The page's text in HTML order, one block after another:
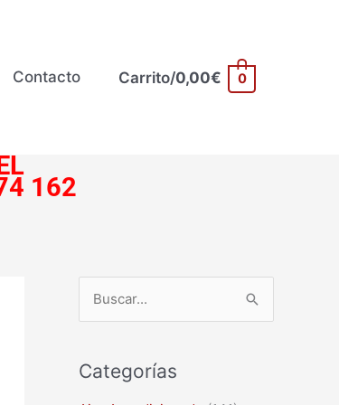
Contacto Carrito/0,00€ 0
162
c
Categorías